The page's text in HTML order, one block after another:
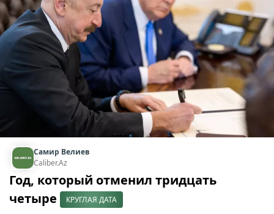
Самир Велиев
Caliber.Az
Год, который отменил тридцать
четыре
КРУГЛАЯ ДАТА